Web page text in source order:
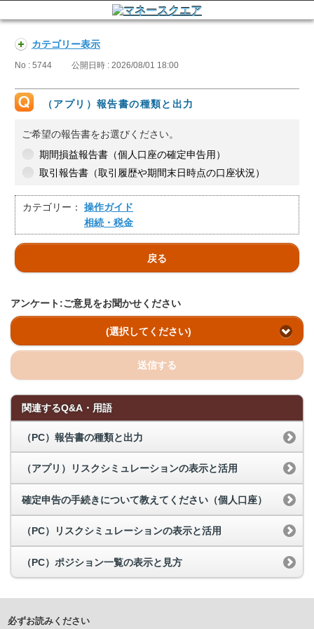
カテゴリー表示
No : 5744 公開日時 : 2026/08/01 18:00
（アプリ）報告書の種類と出力
ご希望の報告書をお選びください。
期間損益報告書（個人口座の確定申告用）
取引報告書（取引履歴や期間末日時点の口座状況）
カテゴリー：
操作ガイド
相続・税金
戻る
アンケート:ご意見をお聞かせください
(選択してください)
送信する
関連するQ&A・用語
（PC）報告書の種類と出力
（アプリ）リスクシミュレーションの表示と活用
確定申告の手続きについて教えてください（個人口座）
（PC）リスクシミュレーションの表示と活用
（PC）ポジション一覧の表示と見方
必ずお読みください